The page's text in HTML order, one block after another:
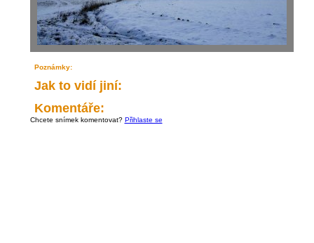
Poznámky:
Jak to vidí jiní:
Komentáře:
Chcete snímek komentovat? Přihlaste se